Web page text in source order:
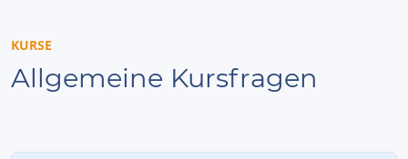
KURSE
Allgemeine Kursfragen